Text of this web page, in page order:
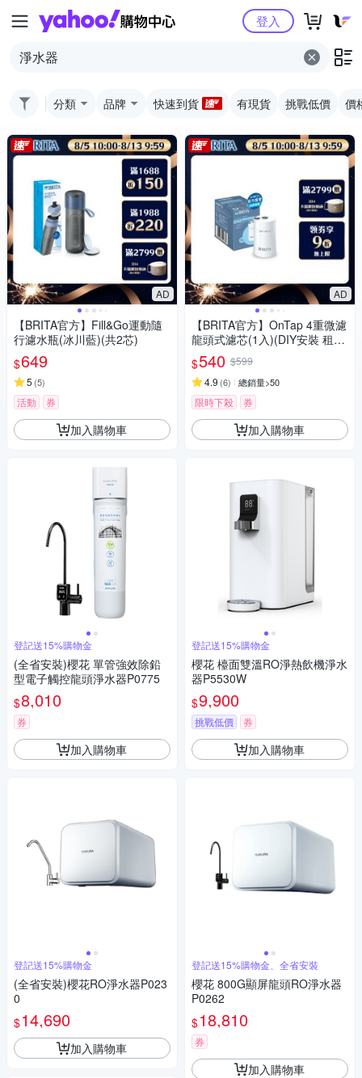
Yahoo購物中心登入
分類 品牌 快速到貨 有現貨 挑戰低價 價
AD
【BRITA官方】Fill&Go運動隨
行濾水瓶(冰川藍)(共2芯)
$649
5 (5)
活動 券
加入購物車
登記送15%購物金
(全省安裝)櫻花 單管強效除鉛
型電子觸控龍頭淨水器P0775
$8,010
券
加入購物車
登記送15%購物金
(全省安裝)櫻花RO淨水器P023
0
$14,690
加入購物車
AD
【BRITA官方】OnTap 4重微濾
龍頭式濾芯(1入)(DIY安裝 租屋
喝水神器)
$540 $599
4.9 (6) 總銷量>50
限時下殺 券
加入購物車
登記送15%購物金
櫻花 檯面雙溫RO淨熱飲機淨水
器P5530W
$9,900
挑戰低價 券
加入購物車
登記送15%購物金、全省安裝
櫻花 800G顯屏龍頭RO淨水器
P0262
$18,810
券
加入購物車